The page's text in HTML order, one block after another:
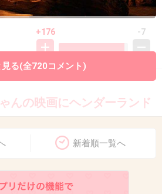
+176 -7
んの映画にヘンダーランド
街並みとディズニーシーの
見る(全720コメント)
新着順一覧へ